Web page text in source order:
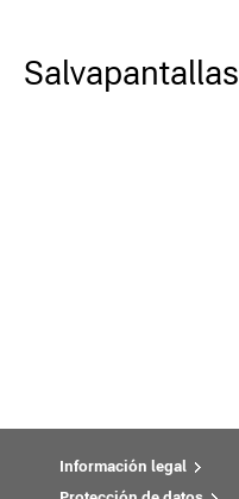
Salvapantallas
Información legal